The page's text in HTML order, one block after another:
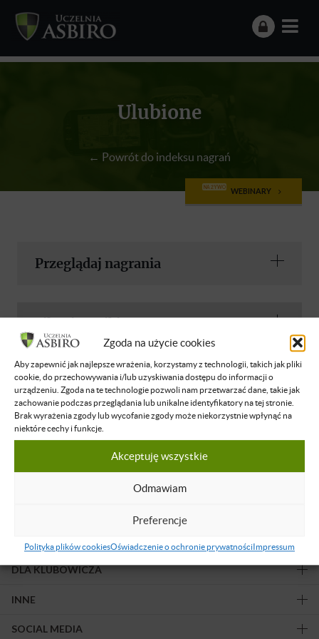
Zgoda na użycie cookies
Aby zapewnić jak najlepsze wrażenia, korzystamy z technologii, takich jak pliki
cookie, do przechowywania i/lub uzyskiwania dostępu do informacji o
urządzeniu. Zgoda na te technologie pozwoli nam przetwarzać dane, takie jak
zachowanie podczas przeglądania lub unikalne identyfikatory na tej stronie.
Brak wyrażenia zgody lub wycofanie zgody może niekorzystnie wpłynąć na
niektóre cechy i funkcje.
Akceptuję wszystkie
Odmawiam
Preferencje
Polityka plików cookiesOświadczenie o ochronie prywatnościImpressum
Ulubione
← Powrót do indeksu nagrań
NA ŻYWO WEBINARY
Przeglądaj nagrania
Żadne nagranie nie spełnia podanych kryteriów.
Obserwuj nas!
DLA KLUBOWICZA
INNE
SOCIAL MEDIA